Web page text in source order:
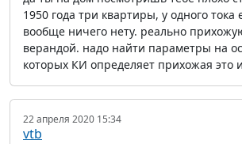
1950 года три квартиры, у одного тока
вообще ничего нету. реально
верандой. надо найти параметры на
которых КИ определяет прихожая это
22 апреля 2020 15:34
vtb